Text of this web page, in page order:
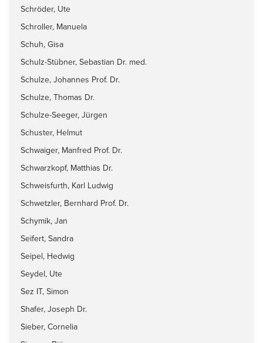
Schröder, Ute
Schroller, Manuela
Schuh, Gisa
Schulz-Stübner, Sebastian Dr. med.
Schulze, Johannes Prof. Dr.
Schulze, Thomas Dr.
Schulze-Seeger, Jürgen
Schuster, Helmut
Schwaiger, Manfred Prof. Dr.
Schwarzkopf, Matthias Dr.
Schweisfurth, Karl Ludwig
Schwetzler, Bernhard Prof. Dr.
Schymik, Jan
Seifert, Sandra
Seipel, Hedwig
Seydel, Ute
Sez IT, Simon
Shafer, Joseph Dr.
Sieber, Cornelia